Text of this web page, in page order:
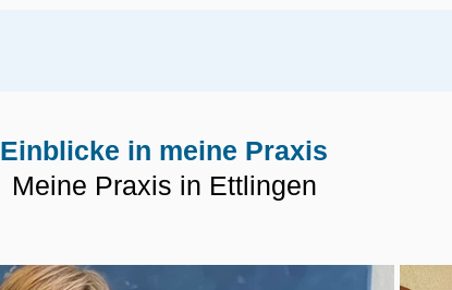
Einblicke in meine Praxis
Meine Praxis in Ettlingen